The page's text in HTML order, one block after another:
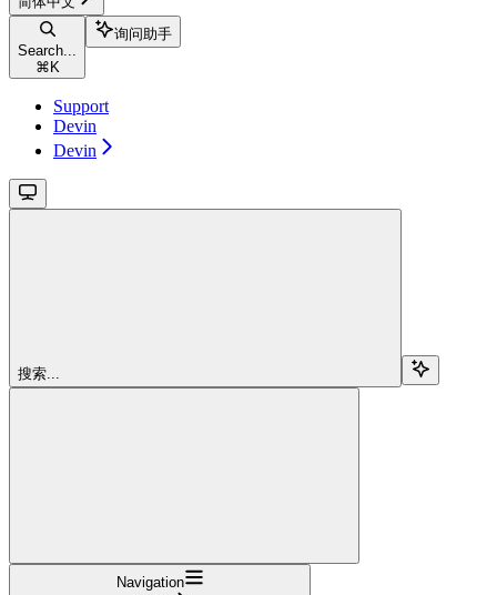
Search...
⌘ K
询问助手
Support
Devin
Devin
搜索...
Navigation